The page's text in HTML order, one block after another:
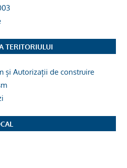
TERITORIULUI
și Autorizații de construire